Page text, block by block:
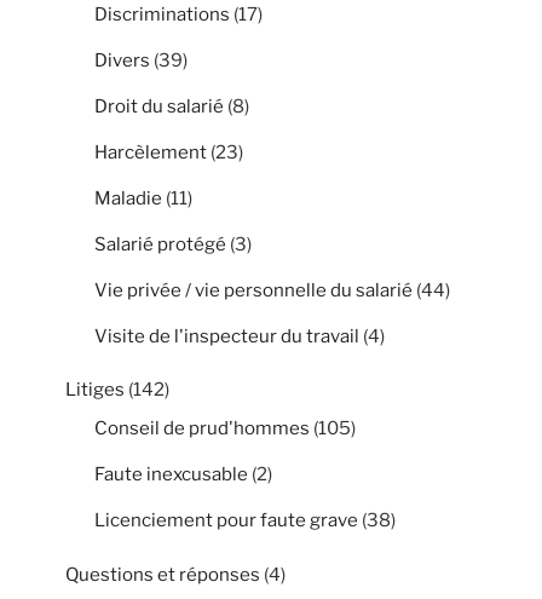
Discriminations (17)
Divers (39)
Droit du salarié (8)
Harcèlement (23)
Maladie (11)
Salarié protégé (3)
Vie privée / vie personnelle du salarié (44)
Visite de l'inspecteur du travail (4)
Litiges (142)
Conseil de prud'hommes (105)
Faute inexcusable (2)
Licenciement pour faute grave (38)
Questions et réponses (4)